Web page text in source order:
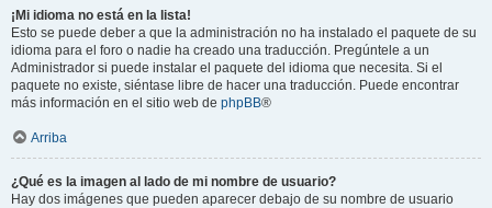
¡Mi idioma no está en la lista!
Esto se puede deber a que la administración no ha instalado el paquete de su
idioma para el foro o nadie ha creado una traducción. Pregúntele a un
Administrador si puede instalar el paquete del idioma que necesita. Si el
paquete no existe, siéntase libre de hacer una traducción. Puede encontrar
más información en el sitio web de phpBB®
Arriba
¿Qué es la imagen al lado de mi nombre de usuario?
Hay dos imágenes que pueden aparecer debajo de su nombre de usuario